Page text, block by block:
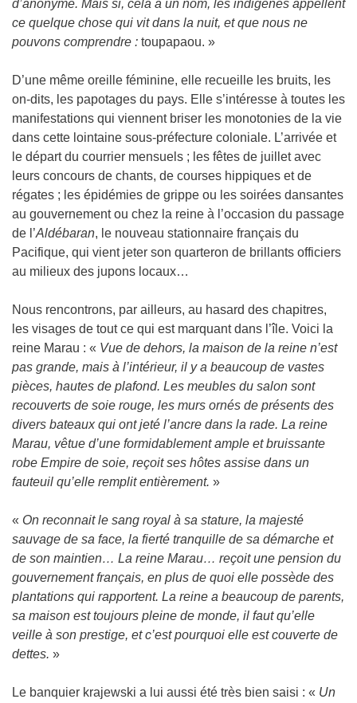
d’anonyme. Mais si, cela a un nom, les indigènes appellent
ce quelque chose qui vit dans la nuit, et que nous ne
pouvons comprendre : toupapaou. »
D’une même oreille féminine, elle recueille les bruits, les
on-dits, les papotages du pays. Elle s’intéresse à toutes les
manifestations qui viennent briser les monotonies de la vie
dans cette lointaine sous-préfecture coloniale. L’arrivée et
le départ du courrier mensuels ; les fêtes de juillet avec
leurs concours de chants, de courses hippiques et de
régates ; les épidémies de grippe ou les soirées dansantes
au gouvernement ou chez la reine à l’occasion du passage
de l’Aldébaran, le nouveau stationnaire français du
Pacifique, qui vient jeter son quarteron de brillants officiers
au milieux des jupons locaux…
Nous rencontrons, par ailleurs, au hasard des chapitres,
les visages de tout ce qui est marquant dans l’île. Voici la
reine Marau : « Vue de dehors, la maison de la reine n’est
pas grande, mais à l’intérieur, il y a beaucoup de vastes
pièces, hautes de plafond. Les meubles du salon sont
recouverts de soie rouge, les murs ornés de présents des
divers bateaux qui ont jeté l’ancre dans la rade. La reine
Marau, vêtue d’une formidablement ample et bruissante
robe Empire de soie, reçoit ses hôtes assise dans un
fauteuil qu’elle remplit entièrement. »
« On reconnait le sang royal à sa stature, la majesté
sauvage de sa face, la fierté tranquille de sa démarche et
de son maintien… La reine Marau… reçoit une pension du
gouvernement français, en plus de quoi elle possède des
plantations qui rapportent. La reine a beaucoup de parents,
sa maison est toujours pleine de monde, il faut qu’elle
veille à son prestige, et c’est pourquoi elle est couverte de
dettes. »
Le banquier krajewski a lui aussi été très bien saisi : « Un